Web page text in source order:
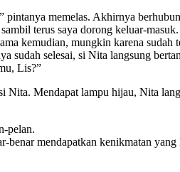
memelas. Akhirnya
terus saya dorong keluar-
mungkin karena sudah
sudah selesai, si Nita langsung
Lis?”
Mendapat lampu hijau, Nita
pelan.
mendapatkan kenikmatan